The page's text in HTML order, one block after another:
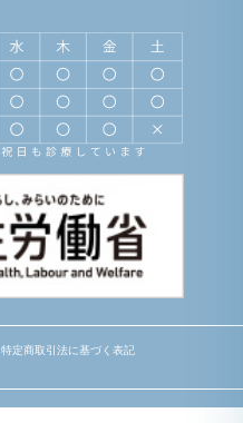
特定商取引法に基づく表記